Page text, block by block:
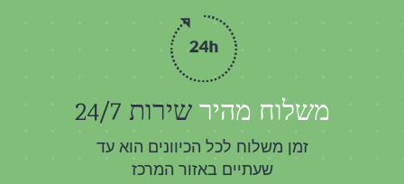
משלוח מהירשירות 24/7
זמן משלוח לכל הכיוונים הוא עד
שעתיים באזור המרכז